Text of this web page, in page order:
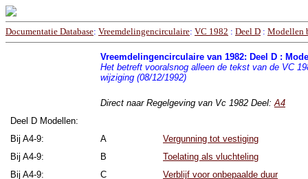
Documentatie Database: Vreemdelingencirculaire: VC 1982 : Deel D : Modellen
Vreemdelingencirculaire van 1982: Deel D :
Het betreft vooralsnog alleen de tekst van de VC
wijziging (08/12/1992)
Direct naar Regelgeving van Vc 1982 Deel:A4
Deel D Modellen:
Bij A4-9:
A
Vergunning tot vestiging
Bij A4-9:
B
Toelating als vluchteling
Bij A4-9:
C
Verblijf voor onbepaalde duur